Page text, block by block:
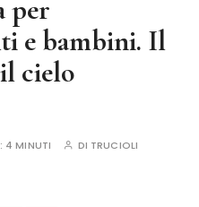
per
e bambini. Il
cielo
4 MINUTI DI TRUCIOLI